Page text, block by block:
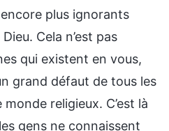
plus ignorants
Cela n’est pas
qui existent en vous,
grand défaut de tous les
religieux. C’est là
gens ne connaissent